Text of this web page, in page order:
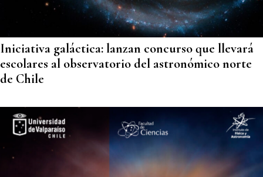
Iniciativa galáctica: lanzan concurso que llevará
escolares al observatorio del astronómico norte
de Chile